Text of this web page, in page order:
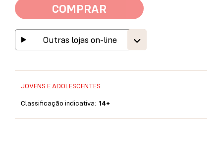
COMPRAR
Outras lojas on-line
JOVENS E ADOLESCENTES
Classificação indicativa: 14+